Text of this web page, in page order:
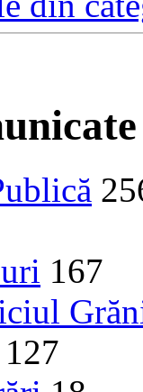
167
127